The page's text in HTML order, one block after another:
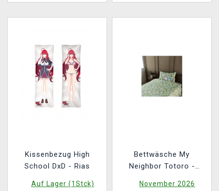
Kissenbezug High
School DxD - Rias
Auf Lager (1Stck)
Bettwäsche My
Neighbor Totoro -
November 2026